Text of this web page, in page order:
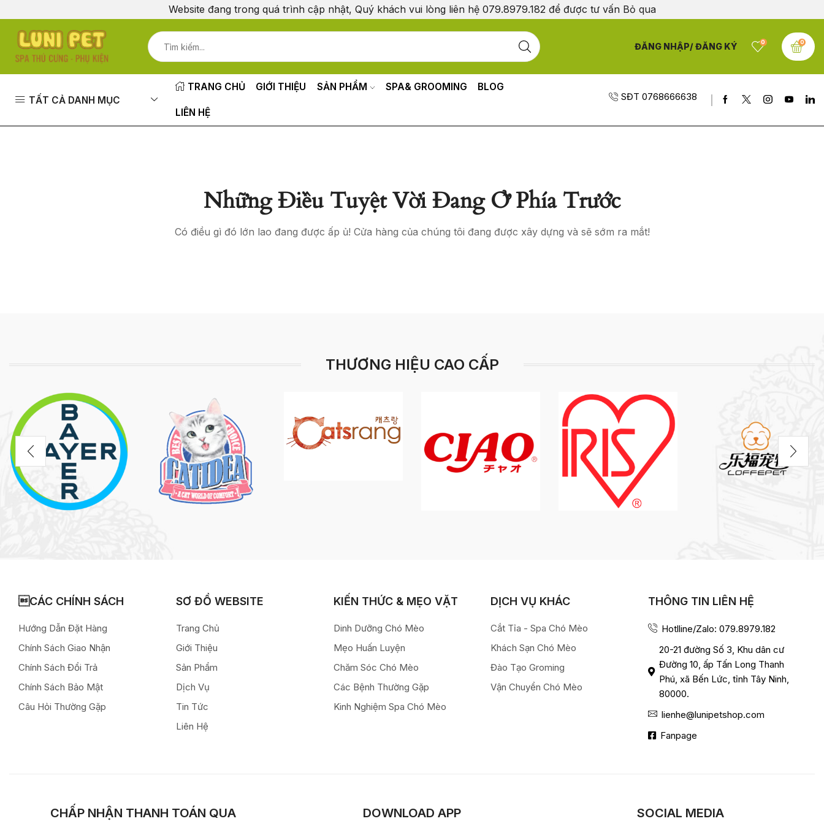
Website đang trong quá trình cập nhật, Quý khách vui lòng liên hệ 079.8979.182 để được tư vấn Bỏ qua
ĐĂNG NHẬP/ ĐĂNG KÝ 0 0
TẤT CẢ DANH MỤC
TRANG CHỦ GIỚI THIỆU SẢN PHẨM SPA& GROOMING BLOG
LIÊN HỆ
SĐT 0768666638
Những Điều Tuyệt Vời Đang Ở Phía Trước
Có điều gì đó lớn lao đang được ấp ủ! Cửa hàng của chúng tôi đang được xây dựng và sẽ sớm ra mắt!
THƯƠNG HIỆU CAO CẤP
CÁC CHÍNH SÁCH
Hướng Dẫn Đặt Hàng
Chính Sách Giao Nhận
Chính Sách Đổi Trả
Chính Sách Bảo Mật
Câu Hỏi Thường Gặp
SƠ ĐỒ WEBSITE
Trang Chủ
Giới Thiệu
Sản Phẩm
Dịch Vụ
Tin Tức
Liên Hệ
KIẾN THỨC & MẸO VẶT
Dinh Dưỡng Chó Mèo
Mẹo Huấn Luyện
Chăm Sóc Chó Mèo
Các Bệnh Thường Gặp
Kinh Nghiệm Spa Chó Mèo
DỊCH VỤ KHÁC
Cắt Tỉa - Spa Chó Mèo
Khách Sạn Chó Mèo
Đào Tạo Groming
Vận Chuyển Chó Mèo
THÔNG TIN LIÊN HỆ
Hotlline/Zalo: 079.8979.182
20-21 đường Số 3, Khu dân cư
Đường 10, ấp Tấn Long Thanh
Phú, xã Bến Lức, tỉnh Tây Ninh,
80000.
lienhe@lunipetshop.com
Fanpage
CHẤP NHẬN THANH TOÁN QUA DOWNLOAD APP SOCIAL MEDIA